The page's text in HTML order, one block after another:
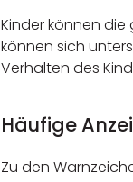
Kinder können
können sich
Verhalten des
Häufige
Zu den